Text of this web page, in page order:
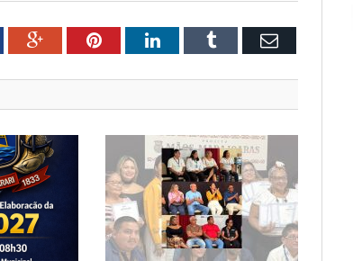
Google+PinterestLinkedInTumblr Email